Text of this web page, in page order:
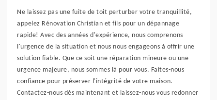
Ne laissez pas une fuite de toit perturber votre tranquillité,
appelez Rénovation Christian et fils pour un dépannage
rapide! Avec des années d'expérience, nous comprenons
l'urgence de la situation et nous nous engageons à offrir une
solution fiable. Que ce soit une réparation mineure ou une
urgence majeure, nous sommes là pour vous. Faites-nous
confiance pour préserver l'intégrité de votre maison.
Contactez-nous dès maintenant et laissez-nous vous redonner